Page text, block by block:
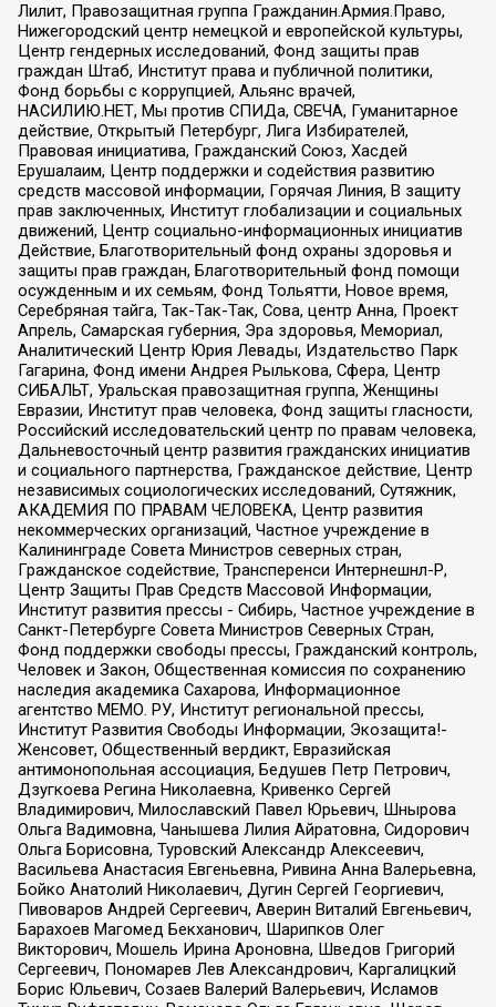
Лилит, Правозащитная группа Гражданин.Армия.Право,
Нижегородский центр немецкой и европейской культуры,
Центр гендерных исследований, Фонд защиты прав
граждан Штаб, Институт права и публичной политики,
Фонд борьбы с коррупцией, Альянс врачей,
НАСИЛИЮ.НЕТ, Мы против СПИДа, СВЕЧА, Гуманитарное
действие, Открытый Петербург, Лига Избирателей,
Правовая инициатива, Гражданский Союз, Хасдей
Ерушалаим, Центр поддержки и содействия развитию
средств массовой информации, Горячая Линия, В защиту
прав заключенных, Институт глобализации и социальных
движений, Центр социально-информационных инициатив
Действие, Благотворительный фонд охраны здоровья и
защиты прав граждан, Благотворительный фонд помощи
осужденным и их семьям, Фонд Тольятти, Новое время,
Серебряная тайга, Так-Так-Так, Сова, центр Анна, Проект
Апрель, Самарская губерния, Эра здоровья, Мемориал,
Аналитический Центр Юрия Левады, Издательство Парк
Гагарина, Фонд имени Андрея Рылькова, Сфера, Центр
СИБАЛЬТ, Уральская правозащитная группа, Женщины
Евразии, Институт прав человека, Фонд защиты гласности,
Российский исследовательский центр по правам человека,
Дальневосточный центр развития гражданских инициатив
и социального партнерства, Гражданское действие, Центр
независимых социологических исследований, Сутяжник,
АКАДЕМИЯ ПО ПРАВАМ ЧЕЛОВЕКА, Центр развития
некоммерческих организаций, Частное учреждение в
Калининграде Совета Министров северных стран,
Гражданское содействие, Трансперенси Интернешнл-Р,
Центр Защиты Прав Средств Массовой Информации,
Институт развития прессы - Сибирь, Частное учреждение в
Санкт-Петербурге Совета Министров Северных Стран,
Фонд поддержки свободы прессы, Гражданский контроль,
Человек и Закон, Общественная комиссия по сохранению
наследия академика Сахарова, Информационное
агентство МЕМО. РУ, Институт региональной прессы,
Институт Развития Свободы Информации, Экозащита!-
Женсовет, Общественный вердикт, Евразийская
антимонопольная ассоциация, Бедушев Петр Петрович,
Дзугкоева Регина Николаевна, Кривенко Сергей
Владимирович, Милославский Павел Юрьевич, Шнырова
Ольга Вадимовна, Чанышева Лилия Айратовна, Сидорович
Ольга Борисовна, Туровский Александр Алексеевич,
Васильева Анастасия Евгеньевна, Ривина Анна Валерьевна,
Бойко Анатолий Николаевич, Дугин Сергей Георгиевич,
Пивоваров Андрей Сергеевич, Аверин Виталий Евгеньевич,
Барахоев Магомед Бекханович, Шарипков Олег
Викторович, Мошель Ирина Ароновна, Шведов Григорий
Сергеевич, Пономарев Лев Александрович, Каргалицкий
Борис Юльевич, Созаев Валерий Валерьевич, Исламов